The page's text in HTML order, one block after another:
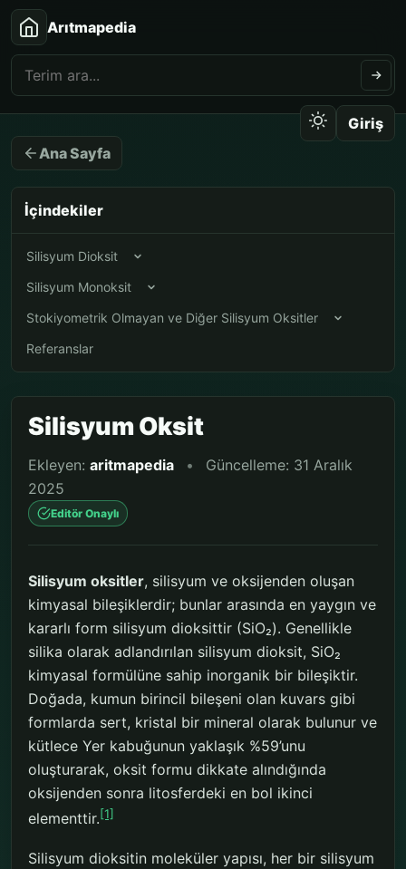
Arıtmapedia
Giriş
Ana Sayfa
İçindekiler
Silisyum Dioksit
Silisyum Monoksit
Stokiyometrik Olmayan ve Diğer Silisyum Oksitler
Referanslar
Silisyum Oksit
Ekleyen: aritmapedia •
Güncelleme: 31 Aralık
2025
Editör Onaylı
Silisyum oksitler, silisyum ve oksijenden oluşan
kimyasal bileşiklerdir; bunlar arasında en yaygın ve
kararlı form silisyum dioksittir (SiO₂). Genellikle
silika olarak adlandırılan silisyum dioksit, SiO₂
kimyasal formülüne sahip inorganik bir bileşiktir.
Doğada, kumun birincil bileşeni olan kuvars gibi
formlarda sert, kristal bir mineral olarak bulunur ve
kütlece Yer kabuğunun yaklaşık %59’unu
oluşturarak, oksit formu dikkate alındığında
oksijenden sonra litosferdeki en bol ikinci
elementtir.[1]
Silisyum dioksitin moleküler yapısı, her bir silisyum